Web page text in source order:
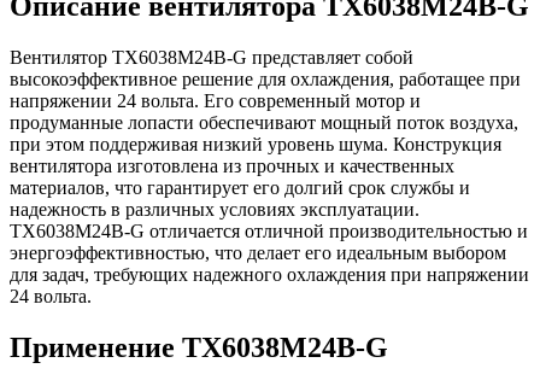
Вентилятор TX6038M24B-G представляет собой
высокоэффективное решение для охлаждения, работащее при
напряжении 24 вольта. Его современный мотор и
продуманные лопасти обеспечивают мощный поток воздуха,
при этом поддерживая низкий уровень шума. Конструкция
вентилятора изготовлена из прочных и качественных
материалов, что гарантирует его долгий срок службы и
надежность в различных условиях эксплуатации.
TX6038M24B-G отличается отличной производительностью и
энергоэффективностью, что делает его идеальным выбором
для задач, требующих надежного охлаждения при напряжении
24 вольта.
Применение TX6038M24B-G